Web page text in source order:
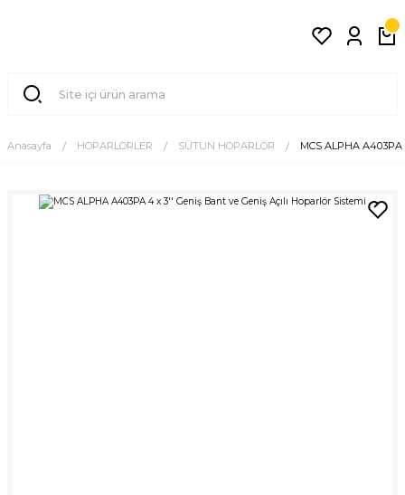
Anasayfa HOPARLÖRLER SÜTUN HOPARLÖR MCS ALPHA